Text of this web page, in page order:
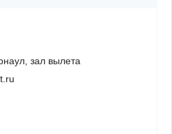
зал вылета